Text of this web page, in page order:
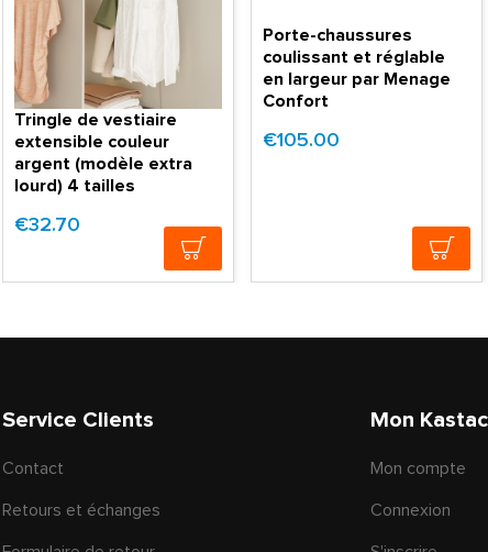
Tringle de vestiaire
extensible couleur
argent (modèle extra
lourd) 4 tailles
€32.70
Porte-chaussures
coulissant et réglable
en largeur par Menage
Confort
€105.00
Service Clients
Contact
Retours et échanges
Mon
Mon compte
Connexion